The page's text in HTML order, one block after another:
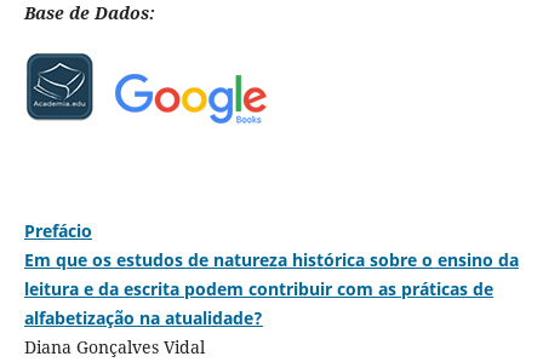
Base de Dados:
Prefácio
Em que os estudos de natureza histórica sobre o ensino da
leitura e da escrita podem contribuir com as práticas de
alfabetização na atualidade?
Diana Gonçalves Vidal